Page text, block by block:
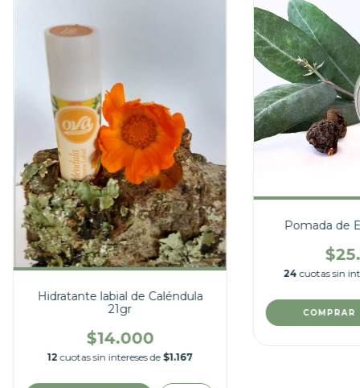
Hidratante labial de Caléndula
21gr
$14.000
12 cuotas sin intereses de $1.167
Pomada de
24 cuotas sin